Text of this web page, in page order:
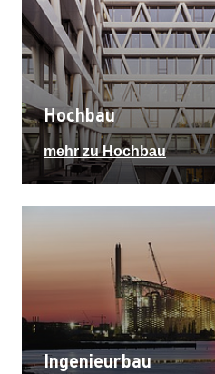
Hochbau
mehr zu Hochbau
Ingenieurbau